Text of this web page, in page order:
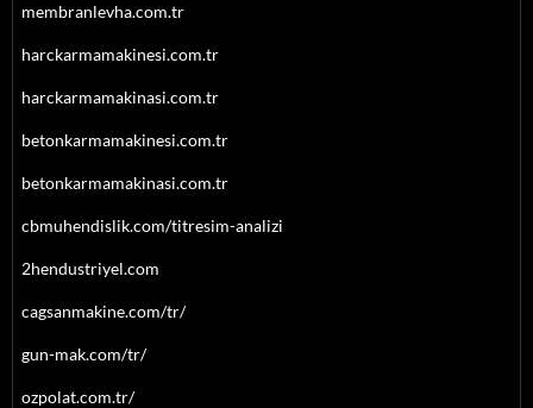
membranlevha.com.tr
harckarmamakinesi.com.tr
harckarmamakinasi.com.tr
betonkarmamakinesi.com.tr
betonkarmamakinasi.com.tr
cbmuhendislik.com/titresim-analizi
2hendustriyel.com
cagsanmakine.com/tr/
gun-mak.com/tr/
ozpolat.com.tr/